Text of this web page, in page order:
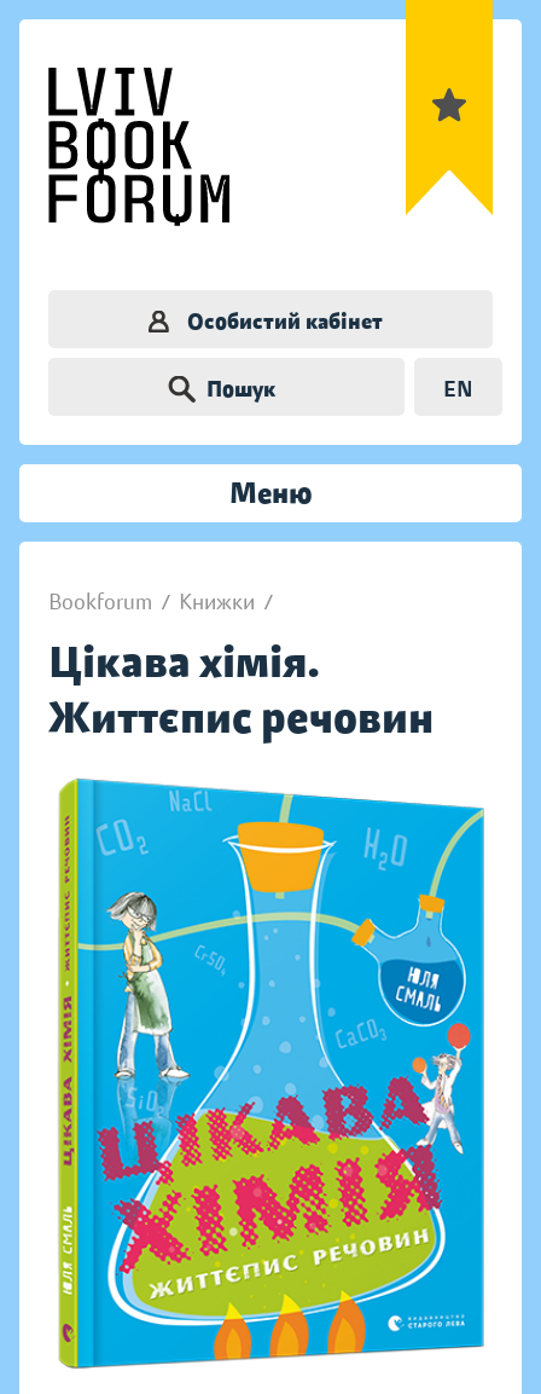
Особистий кабінет
Пошук EN
Меню
Bookforum / Книжки /
Цікава хімія.
Життєпис речовин